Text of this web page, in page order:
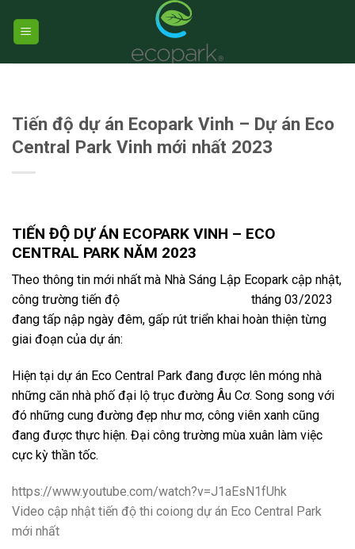
content
Tiến độ dự án Ecopark Vinh – Dự án Eco
Central Park Vinh mới nhất 2023
TIẾN ĐỘ DỰ ÁN ECOPARK VINH – ECO
CENTRAL PARK NĂM 2023
Theo thông tin mới nhất mà Nhà Sáng Lập Ecopark cập nhật,
công trường tiến độ
tháng 03/2023
đang tấp nập ngày đêm, gấp rút triển khai hoàn thiện từng
giai đoạn của dự án:
Hiện tại dự án Eco Central Park đang được lên móng nhà
những căn nhà phố đại lộ trục đường Âu Cơ. Song song với
đó những cung đường đẹp như mơ, công viên xanh cũng
đang được thực hiện. Đại công trường mùa xuân làm việc
cực kỳ thần tốc.
https://www.youtube.com/watch?v=J1aEsN1fUhk
Video cập nhật tiến độ thi coiong dự án Eco Central Park
mới nhất